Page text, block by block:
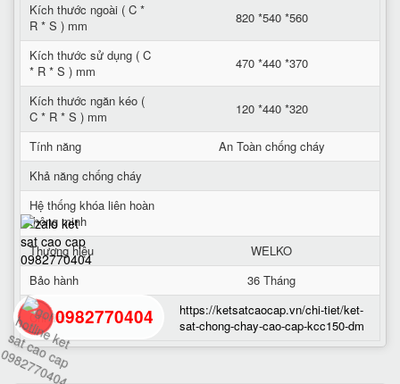
Kích thước ngoài ( C *
R * S ) mm
820 *540 *560
Kích thước sử dụng ( C
* R * S ) mm
470 *440 *370
Kích thước ngăn kéo (
C * R * S ) mm
120 *440 *320
Tính năng
An Toàn chống cháy
Khả năng chống cháy
Hệ thống khóa liên hoàn
thông minh
Thương hiệu
WELKO
Bảo hành
36 Tháng
Chi tiết
https://ketsatcaocap.vn/chi-tiet/ket-
sat-chong-chay-cao-cap-kcc150-dm
0982770404